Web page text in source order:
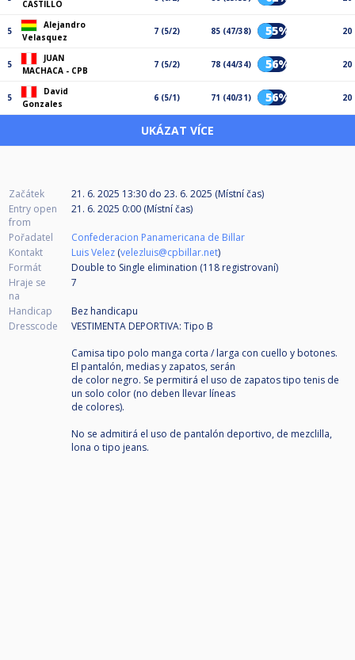
CASTILLO
5
Alejandro
Velasquez
7 (5/2) 85 (47/38) 55% 20
5
JUAN
MACHACA - CPB
7 (5/2) 78 (44/34) 56% 20
5
David
Gonzales
6 (5/1) 71 (40/31) 56% 20
UKÁZAT VÍCE
Začátek 21. 6. 2025 13:30 do 23. 6. 2025 (Místní čas)
Entry open
from
21. 6. 2025 0:00 (Místní čas)
Pořadatel
Confederacion Panamericana de Billar
Kontakt
Luis Velez (velezluis@cpbillar.net)
Formát
Double to Single elimination (118 registrovaní)
Hraje se
na
7
Handicap
Bez handicapu
Dresscode
VESTIMENTA DEPORTIVA: Tipo B
Camisa tipo polo manga corta / larga con cuello y botones.
El pantalón, medias y zapatos, serán
de color negro. Se permitirá el uso de zapatos tipo tenis de
un solo color (no deben llevar líneas
de colores).
No se admitirá el uso de pantalón deportivo, de mezclilla,
lona o tipo jeans.